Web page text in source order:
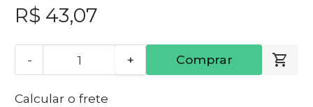
R$ 43,07
- + Comprar
Calcular o frete